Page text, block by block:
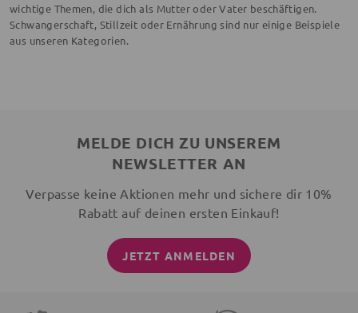
wichtige Themen, die dich als Mutter oder Vater beschäftigen.
Schwangerschaft, Stillzeit oder Ernährung sind nur einige Beispiele
aus unseren Kategorien.
MELDE DICH ZU UNSEREM
NEWSLETTER AN
Verpasse keine Aktionen mehr und sichere dir 10%
Rabatt auf deinen ersten Einkauf!
JETZT ANMELDEN